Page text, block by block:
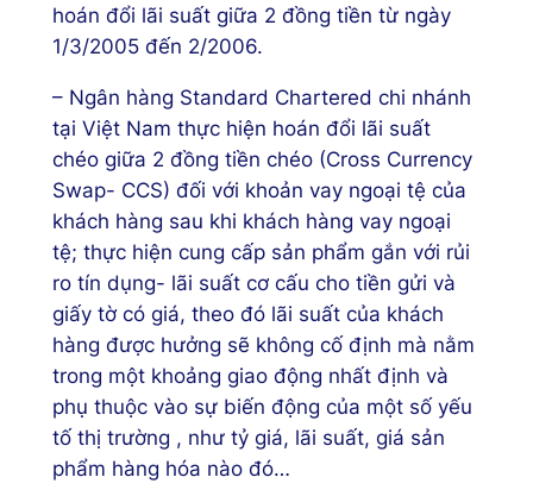
hoán đổi lãi suất giữa 2 đồng tiền từ ngày
1/3/2005 đến 2/2006.
– Ngân hàng Standard Chartered chi nhánh
tại Việt Nam thực hiện hoán đổi lãi suất
chéo giữa 2 đồng tiền chéo (Cross Currency
Swap- CCS) đối với khoản vay ngoại tệ của
khách hàng sau khi khách hàng vay ngoại
tệ; thực hiện cung cấp sản phẩm gắn với rủi
ro tín dụng- lãi suất cơ cấu cho tiền gửi và
giấy tờ có giá, theo đó lãi suất của khách
hàng được hưởng sẽ không cố định mà nằm
trong một khoảng giao động nhất định và
phụ thuộc vào sự biến động của một số yếu
tố thị trường , như tỷ giá, lãi suất, giá sản
phẩm hàng hóa nào đó…